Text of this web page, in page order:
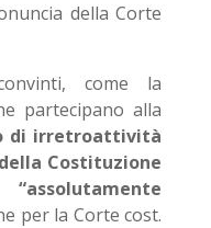
della Corte
come la
partecipano alla
di irretroattività
Costituzione
per la Corte cost.